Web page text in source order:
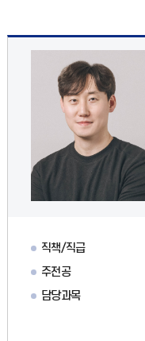
직책/직급
주전공
담당과목